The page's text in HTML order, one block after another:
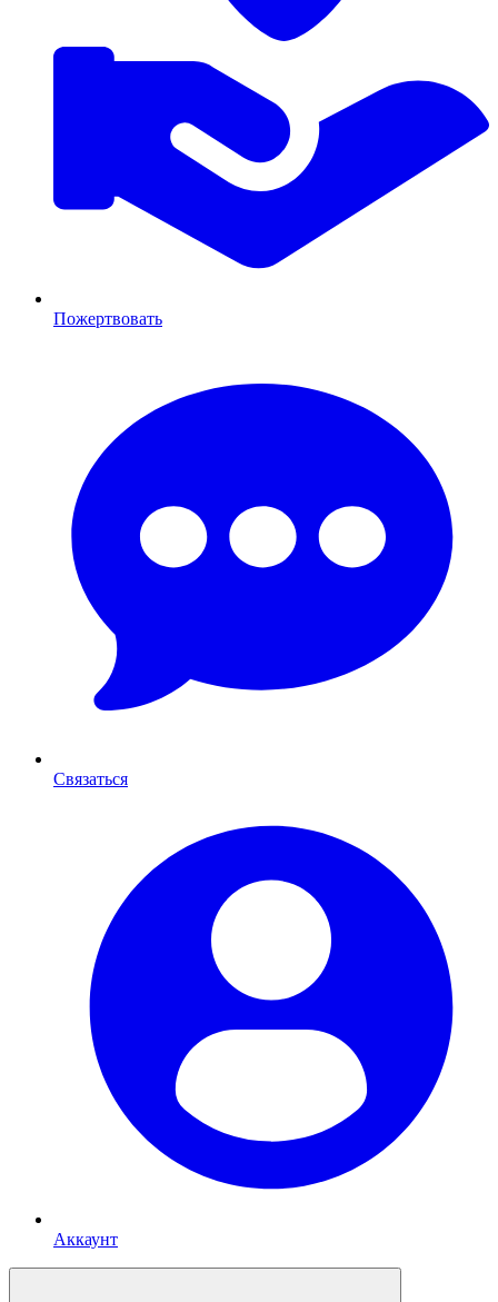
Пожертвовать
Связаться
Аккаунт